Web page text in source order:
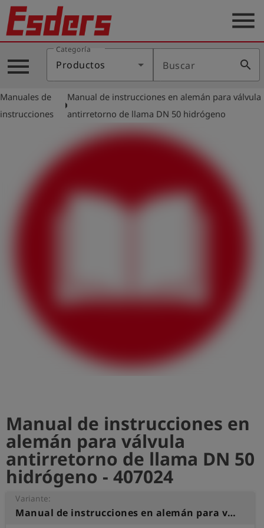
Productos
Blog
Aplicaciones
Contacto
menu
menu
Categoría
Productos Buscar search
Manuales de
instrucciones
arrow_right
Manual de instrucciones en alemán para válvula
antirretorno de llama DN 50 hidrógeno
Manual de instrucciones en
alemán para válvula
antirretorno de llama DN 50
hidrógeno - 407024
Variante:
Manual de instrucciones en alemán para válvula antirretorno de llama DN 50 hidrógeno